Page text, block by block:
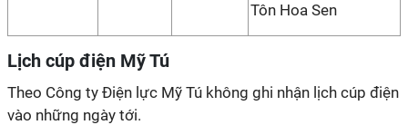
Tôn Hoa Sen
Lịch cúp điện Mỹ Tú
Theo Công ty Điện lực Mỹ Tú không ghi nhận lịch cúp điện
vào những ngày tới.